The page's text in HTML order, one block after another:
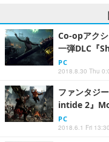
Co-opアク
一弾DLC『
PC
2018.8.30 Thu
ファンタジ
intide 2』
PC
2018.6.1 Fri 13:30